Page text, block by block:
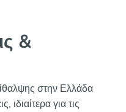
&
στην Ελλάδα
ιδιαίτερα για τις